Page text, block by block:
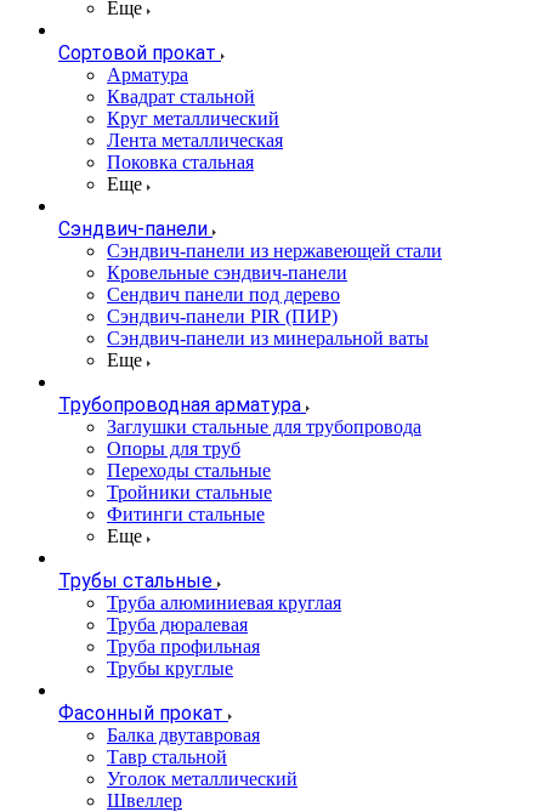
Еще
Сортовой прокат
Арматура
Квадрат стальной
Круг металлический
Лента металлическая
Поковка стальная
Еще
Сэндвич-панели
Cэндвич-панели из нержавеющей стали
Кровельные сэндвич-панели
Сендвич панели под дерево
Сэндвич-панели PIR (ПИР)
Сэндвич-панели из минеральной ваты
Еще
Трубопроводная арматура
Заглушки стальные для трубопровода
Опоры для труб
Переходы стальные
Тройники стальные
Фитинги стальные
Еще
Трубы стальные
Труба алюминиевая круглая
Труба дюралевая
Труба профильная
Трубы круглые
Фасонный прокат
Балка двутавровая
Тавр стальной
Уголок металлический
Швеллер